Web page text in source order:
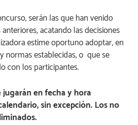
serán las que han venido
acatando las decisiones
estime oportuno adoptar, en
normas establecidas, o que se
con los participantes.
jugarán en fecha y hora
sin excepción. Los no